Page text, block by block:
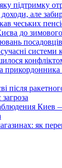
підтримку
але
чеських
до
системи
після
Киев
як